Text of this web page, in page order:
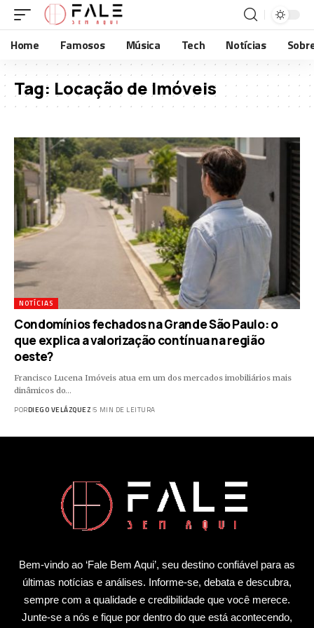
Home Famosos Música Tech Notícias
Tag: Locação de Imóveis
NOTÍCIAS
Condomínios fechados na Grande São Paulo: o
que explica a valorização contínua na região
oeste?
Francisco Lucena Imóveis atua em um dos mercados imobiliários mais
dinâmicos do…
PORDIEGO VELÁZQUEZ 5 MIN DE LEITURA
Bem-vindo ao ‘Fale Bem Aqui’, seu destino confiável para as
últimas notícias e análises. Informe-se, debata e descubra,
sempre com a qualidade e credibilidade que você merece.
Junte-se a nós e fique por dentro do que está acontecendo,